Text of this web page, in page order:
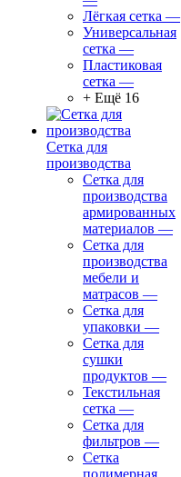
Лёгкая сетка —
Универсальная
сетка —
Пластиковая
сетка —
+ Ещё 16
Сетка для
производства
Сетка для
производства
армированных
материалов —
Сетка для
производства
мебели и
матрасов —
Сетка для
упаковки —
Сетка для
сушки
продуктов —
Текстильная
сетка —
Сетка для
фильтров —
Сетка
полимерная